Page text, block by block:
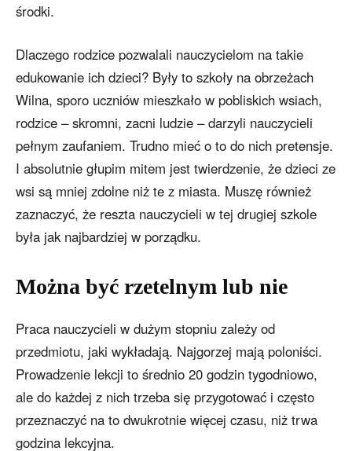
środki.
Dlaczego rodzice pozwalali nauczycielom na takie
edukowanie ich dzieci? Były to szkoły na obrzeżach
Wilna, sporo uczniów mieszkało w pobliskich wsiach,
rodzice – skromni, zacni ludzie – darzyli nauczycieli
pełnym zaufaniem. Trudno mieć o to do nich pretensje.
I absolutnie głupim mitem jest twierdzenie, że dzieci ze
wsi są mniej zdolne niż te z miasta. Muszę również
zaznaczyć, że reszta nauczycieli w tej drugiej szkole
była jak najbardziej w porządku.
Można być rzetelnym lub nie
Praca nauczycieli w dużym stopniu zależy od
przedmiotu, jaki wykładają. Najgorzej mają poloniści.
Prowadzenie lekcji to średnio 20 godzin tygodniowo,
ale do każdej z nich trzeba się przygotować i często
przeznaczyć na to dwukrotnie więcej czasu, niż trwa
godzina lekcyjna.